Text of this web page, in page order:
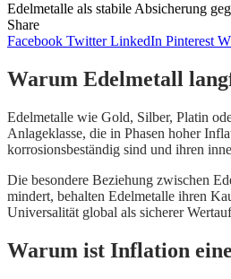
Edelmetalle als stabile Absicherung
Share
Facebook Twitter LinkedIn Pinterest
Warum Edelmetall
Edelmetalle wie Gold, Silber, Platin
Anlageklasse, die in Phasen hoher
korrosionsbeständig sind und ihren
Die besondere Beziehung zwischen
mindert, behalten Edelmetalle ihren
Universalität global als sicherer
Warum ist Inflation